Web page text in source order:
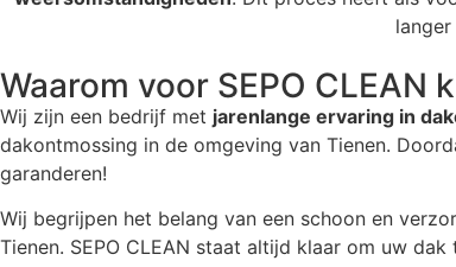
Waarom voor SEPO CLEAN
Wij zijn een bedrijf met jarenlange ervaring in
dakontmossing in de omgeving van Tienen.
garanderen!
Wij begrijpen het belang van een schoon en
Tienen. SEPO CLEAN staat altijd klaar om uw